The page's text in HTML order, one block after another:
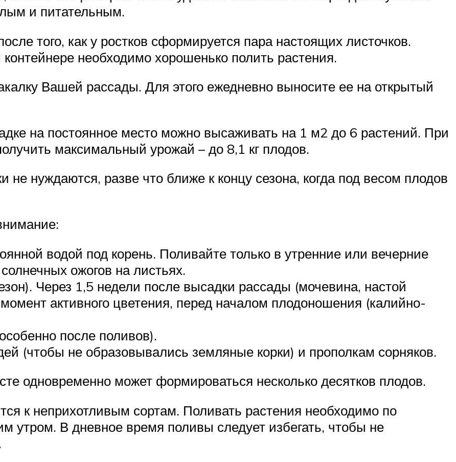
и питательным.
того, как у ростков сформируется пара настоящих листочков.
необходимо хорошенько полить растения.
Вашей рассады. Для этого ежедневно выносите ее на открытый
на постоянное место можно высаживать на 1 м2 до 6 растений. При
максимальный урожай – до 8,1 кг плодов.
не нуждаются, разве что ближе к концу сезона, когда под весом плодов
водой под корень. Поливайте только в утренние или вечерние
ожогов на листьях.
Через 1,5 недели после высадки рассады (мочевина, настой
активного цветения, перед началом плодоношения (калийно-
после поливов).
(чтобы не образовывались земляные корки) и прополкам сорняков.
одновременно может формироваться несколько десятков плодов.
к неприхотливым сортам. Поливать растения необходимо по
утром. В дневное время поливы следует избегать, чтобы не